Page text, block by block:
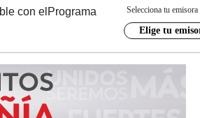
con el Programa Selecciona tu emisora
Elige tu